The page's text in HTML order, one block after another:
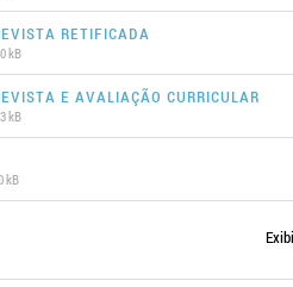
Retificada
kB
e Avaliação Curricular
kB
kB